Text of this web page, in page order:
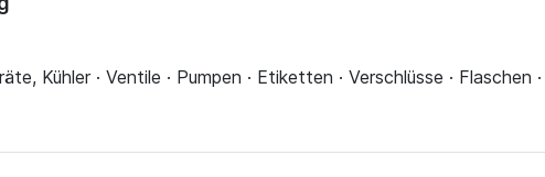
Kühler · Ventile · Pumpen · Etiketten · Verschlüsse · Flaschen